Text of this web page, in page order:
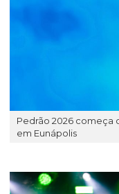
Pedrão 2026 começa
em Eunápolis